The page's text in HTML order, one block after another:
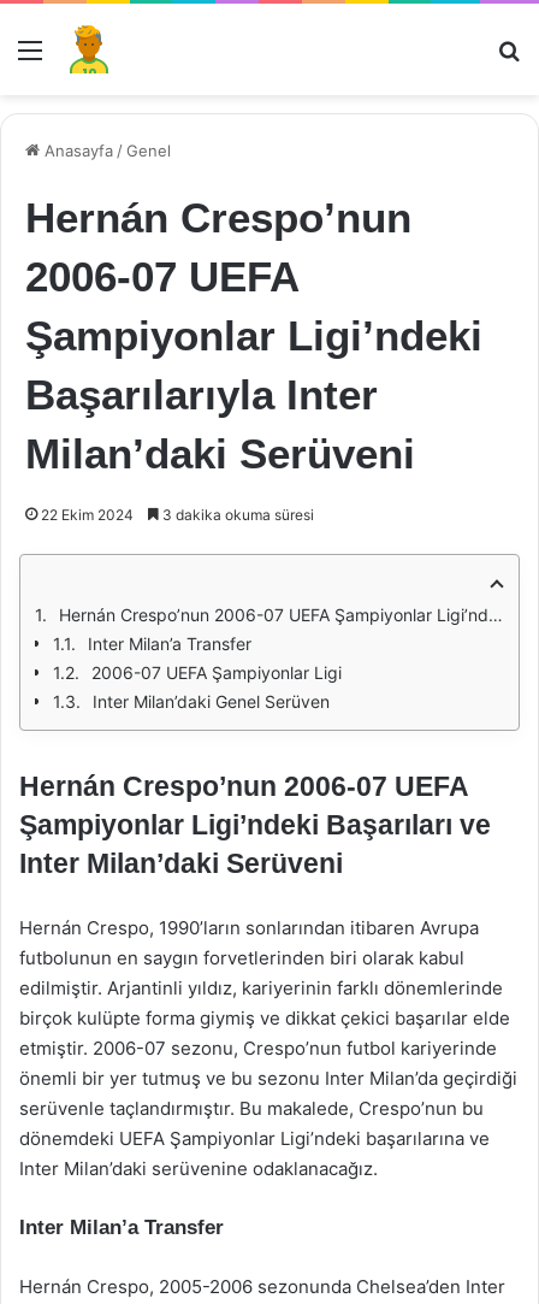
Menü
Anasayfa /Genel
Hernán Crespo’nun
2006-07 UEFA
Şampiyonlar Ligi’ndeki
Başarılarıyla Inter
Milan’daki Serüveni
22 Ekim 2024 3 dakika okuma süresi
Hernán Crespo’nun 2006-07 UEFA Şampiyonlar Ligi’ndeki Başarıları ve Inter Milan’daki Serüveni
Inter Milan’a Transfer
2006-07 UEFA Şampiyonlar Ligi
Inter Milan’daki Genel Serüven
Hernán Crespo’nun 2006-07 UEFA
Şampiyonlar Ligi’ndeki Başarıları ve
Inter Milan’daki Serüveni
Hernán Crespo, 1990’ların sonlarından itibaren Avrupa
futbolunun en saygın forvetlerinden biri olarak kabul
edilmiştir. Arjantinli yıldız, kariyerinin farklı dönemlerinde
birçok kulüpte forma giymiş ve dikkat çekici başarılar elde
etmiştir. 2006-07 sezonu, Crespo’nun futbol kariyerinde
önemli bir yer tutmuş ve bu sezonu Inter Milan’da geçirdiği
serüvenle taçlandırmıştır. Bu makalede, Crespo’nun bu
dönemdeki UEFA Şampiyonlar Ligi’ndeki başarılarına ve
Inter Milan’daki serüvenine odaklanacağız.
Inter Milan’a Transfer
Hernán Crespo, 2005-2006 sezonunda Chelsea’den Inter